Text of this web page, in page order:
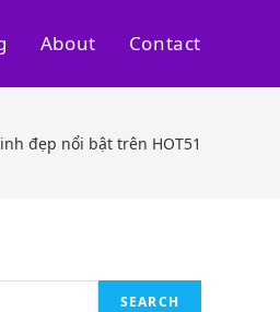
About Contact
đẹp nổi bật trên HOT51
SEARCH